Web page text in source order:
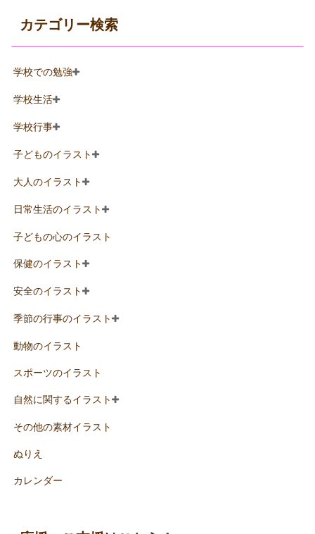
カテゴリー検索
学校での勉強
学校生活
学校行事
子どものイラスト
大人のイラスト
日常生活のイラスト
子どもの心のイラスト
保健のイラスト
安全のイラスト
季節の行事のイラスト
動物のイラスト
スポーツのイラスト
自然に関するイラスト
その他の素材イラスト
ぬりえ
カレンダー